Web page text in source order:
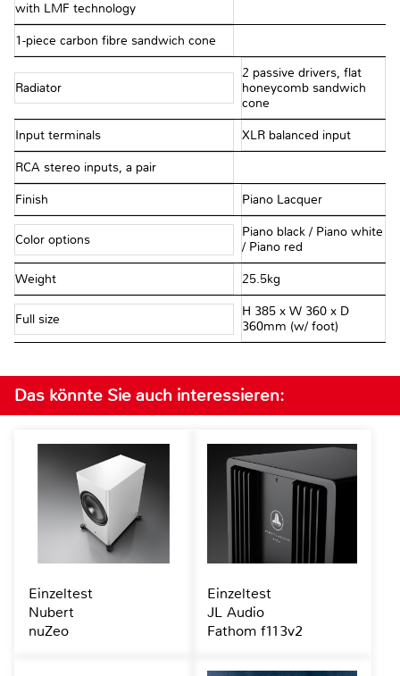
with LMF technology
1-piece carbon fibre sandwich cone
Radiator
2 passive drivers, flat
honeycomb sandwich
cone
Input terminals XLR balanced input
RCA stereo inputs, a pair
Finish Piano Lacquer
Color options
Piano black / Piano white
/ Piano red
Weight 25.5kg
Full size
H 385 x W 360 x D
360mm (w/ foot)
Das könnte Sie auch interessieren:
Einzeltest
Nubert
nuZeo
Einzeltest
JL Audio
Fathom f113v2